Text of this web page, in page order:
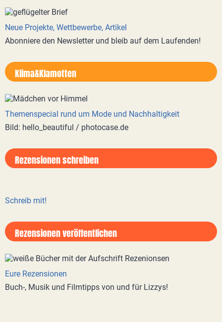
Neue Projekte, Wettbewerbe, Artikel
Abonniere den Newsletter und bleib auf dem Laufenden!
Klima&Klamotten
Themenspecial rund um Mode und Nachhaltigkeit
Bild: hello_beautiful / photocase.de
Rezensionen schreiben
Schreib mit!
Rezensionen veröffentlichen
Eure Rezensionen
Buch-, Musik und Filmtipps von und für Lizzys!